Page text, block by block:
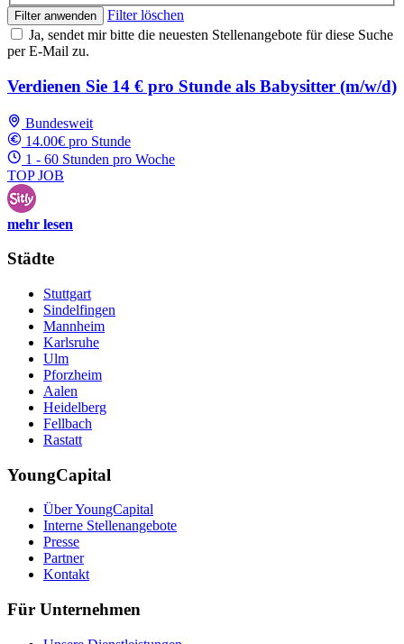
Filter anwenden
Filter löschen
Ja, sendet mir bitte die neuesten Stellenangebote für diese Suche
per E-Mail zu.
Verdienen Sie 14 € pro Stunde als Babysitter (m/w/d)
Bundesweit
14.00€ pro Stunde
1 - 60 Stunden pro Woche
TOP JOB
mehr lesen
Städte
Stuttgart
Sindelfingen
Mannheim
Karlsruhe
Ulm
Pforzheim
Aalen
Heidelberg
Fellbach
Rastatt
YoungCapital
Über YoungCapital
Interne Stellenangebote
Presse
Partner
Kontakt
Für Unternehmen